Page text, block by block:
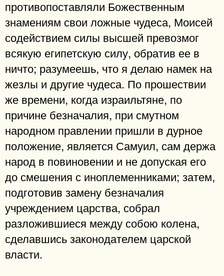
противопоставляли Божественным
знамениям свои ложные чудеса, Моисей
содействием силы высшей превозмог
всякую египетскую силу, обратив ее в
ничто; разумеешь, что я делаю намек на
жезлы и другие чудеса. По прошествии
же времени, когда израильтяне, по
причине безначалия, при смутном
народном правлении пришли в дурное
положение, является Самуил, сам держа
народ в повиновении и не допуская его
до смешения с иноплеменниками; затем,
подготовив замену безначалия
учреждением царства, собрал
разложившиеся между собою колена,
сделавшись законодателем царской
власти.